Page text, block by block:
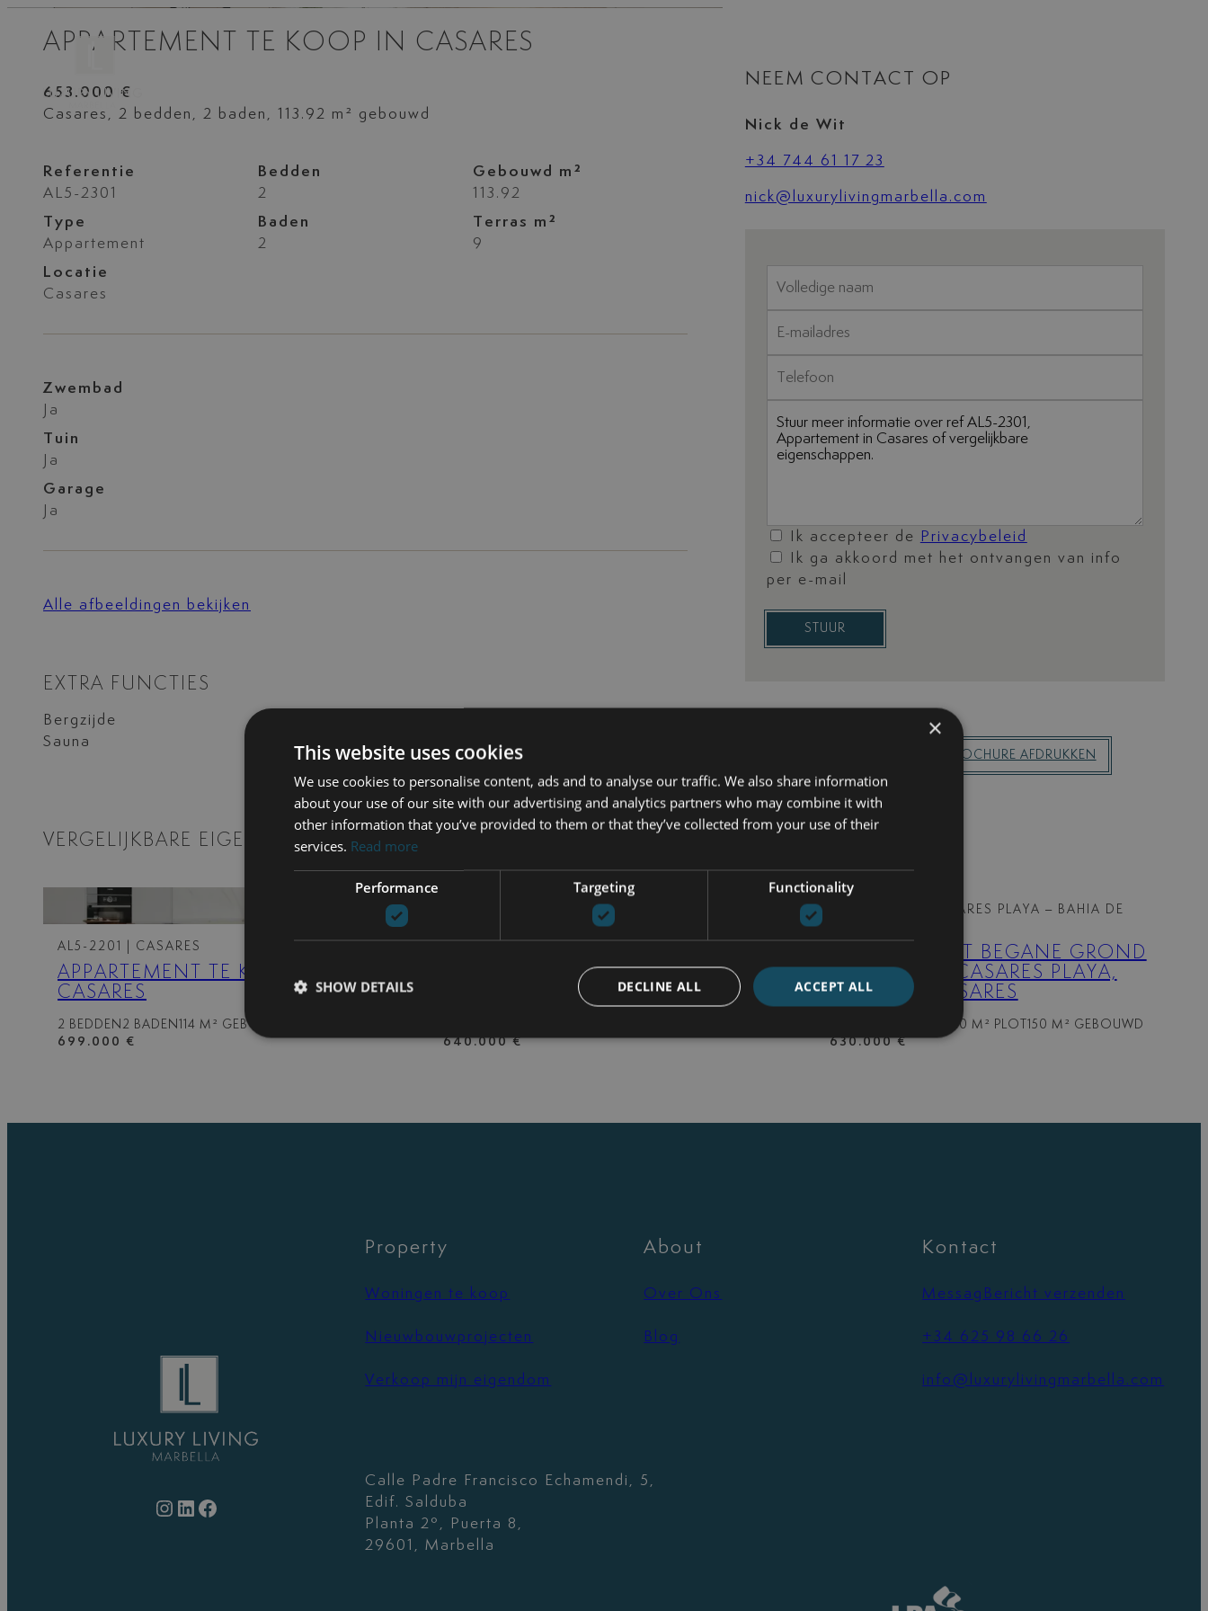
APPARTEMENT TE KOOP IN CASARES
653.000 €
Casares, 2 bedden, 2 baden, 113.92 m² gebouwd
Referentie
AL5-2301
Type
Appartement
Locatie
Casares
Bedden
2
Baden
2
Gebouwd m²
113.92
Terras m²
9
Zwembad
Ja
Tuin
Ja
Garage
Ja
Alle afbeeldingen bekijken
EXTRA FUNCTIES
Bergzijde
Sauna
Solarium
NEEM CONTACT OP
Nick de Wit
+34 744 61 17 23
nick@luxurylivingmarbella.com
Ik accepteer de
Privacybeleid
Ik ga akkoord met het ontvangen van info
per e-mail
STUUR
PDF-BROCHURE AFDRUKKEN
VERGELIJKBARE EIGENSCHAPPEN
AL5-2201 | CASARES
APPARTEMENT TE KOOP IN
CASARES
2 BEDDEN 2 BADEN 114 M² GEBOUWD
699.000 €
| AZATA DELMARE –
TE KOOP IN AZATA DELMARE,
BAHIA DE CASARES
640.000 €
| CASARES PLAYA – BAHIA DE
APPARTEMENT BEGANE GROND
TE KOOP IN CASARES PLAYA,
BAHIA DE CASARES
20 M² PLOT 150 M² GEBOUWD
630.000 €
Instagram LinkedIn Facebook
Property
Woningen te koop
Nieuwbouwprojecten
Verkoop mijn eigendom
About
Over Ons
Blog
Kontact
MessagBericht verzenden
+34 625 98 66 26
info@luxurylivingmarbella.com
Calle Padre Francisco Echamendi, 5,
Edif. Salduba
Planta 2º, Puerta 8,
29601, Marbella
×
This website uses cookies
We use cookies to personalise content, ads and to analyse our traffic. We also share information
about your use of our site with our advertising and analytics partners who may combine it with
other information that you’ve provided to them or that they’ve collected from your use of their
services. Read more
Performance Targeting Functionality
ACCEPT ALL
DECLINE ALL
SHOW DETAILS